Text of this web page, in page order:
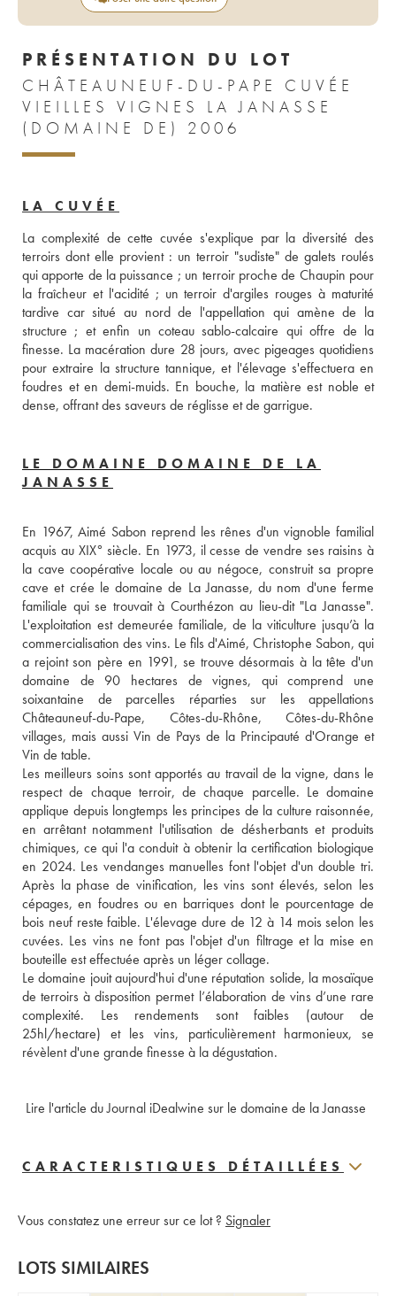
PRÉSENTATION DU LOT
CHÂTEAUNEUF-DU-PAPE CUVÉE
VIEILLES VIGNES LA JANASSE
(DOMAINE DE) 2006
LA CUVÉE
La complexité de cette cuvée s'explique par la diversité des
terroirs dont elle provient : un terroir "sudiste" de galets roulés
qui apporte de la puissance ; un terroir proche de Chaupin pour
la fraîcheur et l'acidité ; un terroir d'argiles rouges à maturité
tardive car situé au nord de l'appellation qui amène de la
structure ; et enfin un coteau sablo-calcaire qui offre de la
finesse. La macération dure 28 jours, avec pigeages quotidiens
pour extraire la structure tannique, et l'élevage s'effectuera en
foudres et en demi-muids. En bouche, la matière est noble et
dense, offrant des saveurs de réglisse et de garrigue.
LE DOMAINE DOMAINE DE LA
JANASSE
En 1967, Aimé Sabon reprend les rênes d'un vignoble familial
acquis au XIX° siècle. En 1973, il cesse de vendre ses raisins à
la cave coopérative locale ou au négoce, construit sa propre
cave et crée le domaine de La Janasse, du nom d'une ferme
familiale qui se trouvait à Courthézon au lieu-dit "La Janasse".
L'exploitation est demeurée familiale, de la viticulture jusqu’à la
commercialisation des vins. Le fils d'Aimé, Christophe Sabon, qui
a rejoint son père en 1991, se trouve désormais à la tête d'un
domaine de 90 hectares de vignes, qui comprend une
soixantaine de parcelles réparties sur les appellations
Châteauneuf-du-Pape, Côtes-du-Rhône, Côtes-du-Rhône
villages, mais aussi Vin de Pays de la Principauté d'Orange et
Vin de table.
Les meilleurs soins sont apportés au travail de la vigne, dans le
respect de chaque terroir, de chaque parcelle. Le domaine
applique depuis longtemps les principes de la culture raisonnée,
en arrêtant notamment l'utilisation de désherbants et produits
chimiques, ce qui l'a conduit à obtenir la certification biologique
en 2024. Les vendanges manuelles font l'objet d'un double tri.
Après la phase de vinification, les vins sont élevés, selon les
cépages, en foudres ou en barriques dont le pourcentage de
bois neuf reste faible. L'élevage dure de 12 à 14 mois selon les
cuvées. Les vins ne font pas l'objet d'un filtrage et la mise en
bouteille est effectuée après un léger collage.
Le domaine jouit aujourd'hui d'une réputation solide, la mosaïque
de terroirs à disposition permet l’élaboration de vins d’une rare
complexité. Les rendements sont faibles (autour de
25hl/hectare) et les vins, particulièrement harmonieux, se
révèlent d'une grande finesse à la dégustation.
Lire l'article du Journal iDealwine sur le domaine de la Janasse
CARACTERISTIQUES DÉTAILLÉES
Vous constatez une erreur sur ce lot ? Signaler
LOTS SIMILAIRES